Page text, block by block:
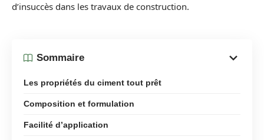
d’insuccès dans les travaux de construction.
Sommaire
Les propriétés du ciment tout prêt
Composition et formulation
Facilité d’application